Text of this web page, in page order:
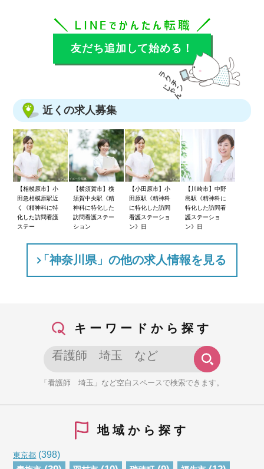
友だち追加して始める！
近くの求人募集
【相模原市】小
田急相模原駅近
く《精神科に特
化した訪問看護
ステー
【横須賀市】横
須賀中央駅《精
神科に特化した
訪問看護ステー
ション
【小田原市】小
田原駅《精神科
に特化した訪問
看護ステーショ
ン》日
【川崎市】中野
島駅《精神科に
特化した訪問看
護ステーショ
ン》日
「神奈川県」の他の求人情報を見る
キーワードから探す
「看護師 埼玉」など空白スペースで検索できます。
地域から探す
東京都 (398)